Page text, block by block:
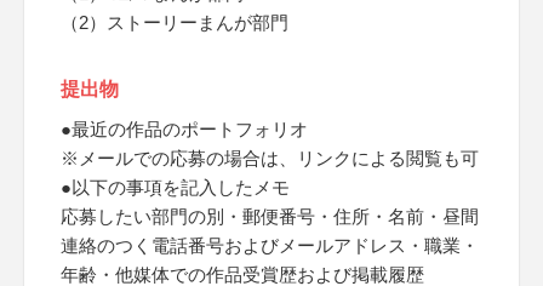
（2）ストーリーまんが部門
提出物
●最近の作品のポートフォリオ
※メールでの応募の場合は、リンクによる閲覧も可
●以下の事項を記入したメモ
応募したい部門の別・郵便番号・住所・名前・昼間
連絡のつく電話番号およびメールアドレス・職業・
年齢・他媒体での作品受賞歴および掲載履歴